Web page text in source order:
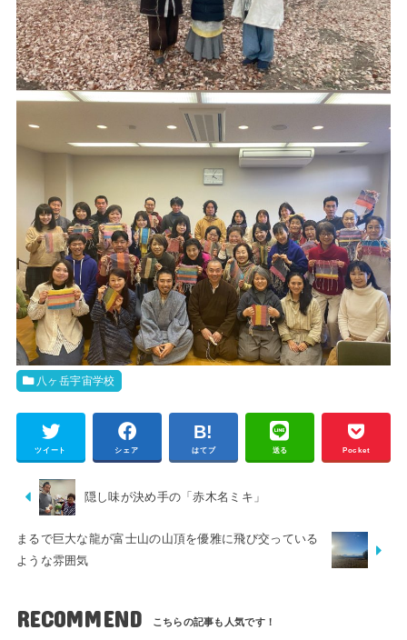
八ヶ岳宇宙学校
ツイート シェア はてブ 送る Pocket
隠し味が決め手の「赤木名ミキ」
まるで巨大な龍が富士山の山頂を優雅に飛び交っている
ような雰囲気
RECOMMEND